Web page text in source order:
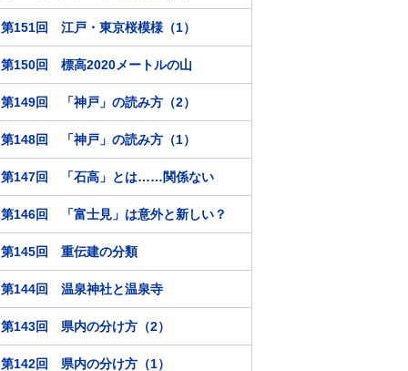
第151回 江戸・東京桜模様（1）
第150回 標高2020メートルの山
第149回 「神戸」の読み方（2）
第148回 「神戸」の読み方（1）
第147回 「石高」とは……関係ない
第146回 「富士見」は意外と新しい？
第145回 重伝建の分類
第144回 温泉神社と温泉寺
第143回 県内の分け方（2）
第142回 県内の分け方（1）